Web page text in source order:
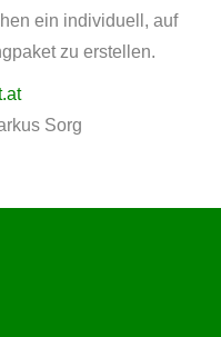
ein individuell, auf
zu erstellen.
Sorg